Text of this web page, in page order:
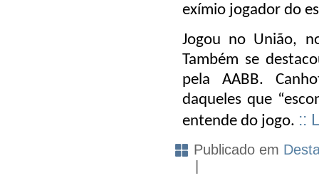
exímio jogador do
Jogou no União,
Também se
pela AABB.
daqueles que
entende do jogo. ::
Publicado em